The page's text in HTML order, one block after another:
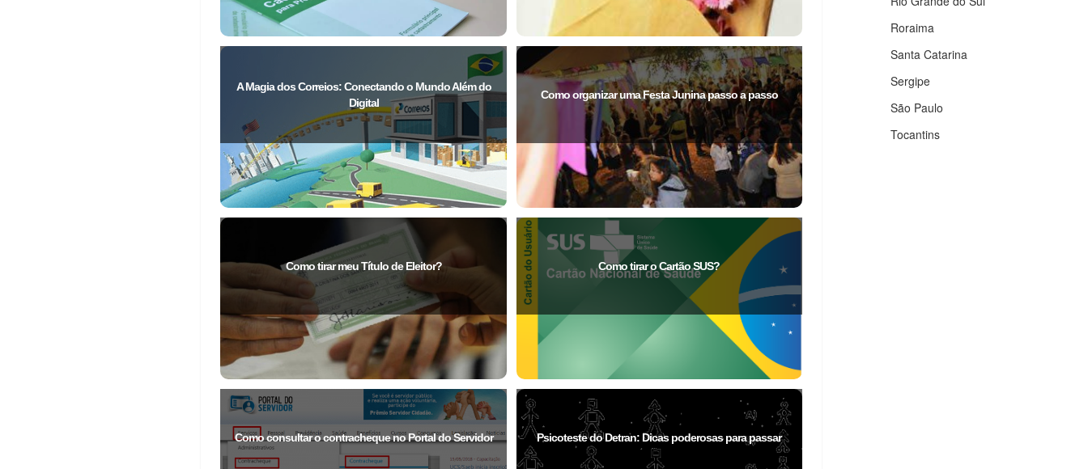
A Magia dos Correios: Conectando o Mundo Além do
Digital
Como organizar uma Festa Junina passo a passo
Como tirar meu Título de Eleitor? Como tirar o Cartão SUS?
Como consultar o contracheque no Portal do Servidor Psicoteste do Detran: Dicas poderosas para passar
Roraima
Santa Catarina
Sergipe
São Paulo
Tocantins